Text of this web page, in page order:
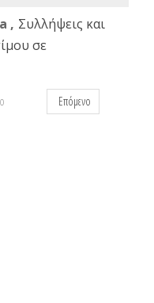
, Συλλήψεις και
σε
Επόμενο